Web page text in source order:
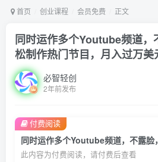
首页 创业课程 会员免费 正文
同时运作多个Youtube频道，
松制作热门节目，月入过万美
必智轻创
2年前发布
此内容为付费阅读，请付费后查看
付费阅读